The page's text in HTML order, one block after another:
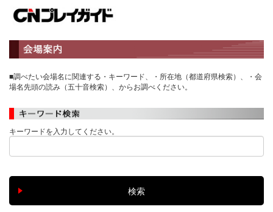
■調べたい会場名に関連する・キーワード、・所在地（都道府県検索）、・会
場名先頭の読み（五十音検索）、からお調べください。
キーワードを入力してください。